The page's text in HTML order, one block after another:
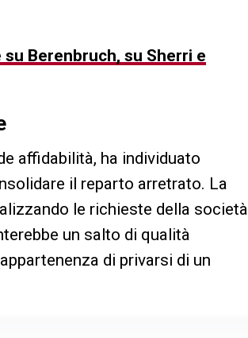
Berenbruch, su Sherri e
affidabilità, ha individuato
il reparto arretrato. La
le richieste della società
un salto di qualità
di privarsi di un